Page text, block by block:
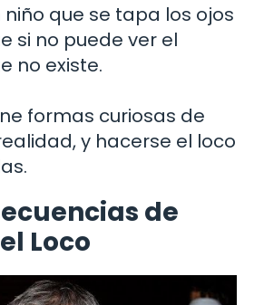
niño que se tapa los ojos
si no puede ver el
no existe.
formas curiosas de
y hacerse el loco
de
Loco